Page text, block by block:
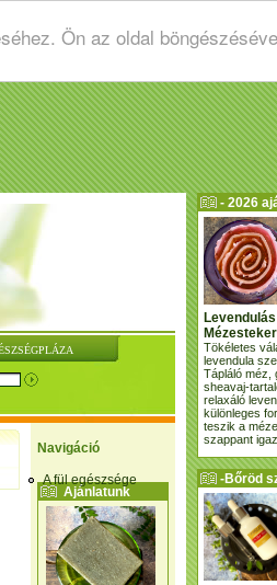
Ön az oldal
Navigáció
A fül egészsége
Ajánlatunk
- 2026
Levendulás
Tökéletes
levendula
Tápláló méz,
sheavaj-
relaxáló
különleges
teszik a
szappant
-Bőröd